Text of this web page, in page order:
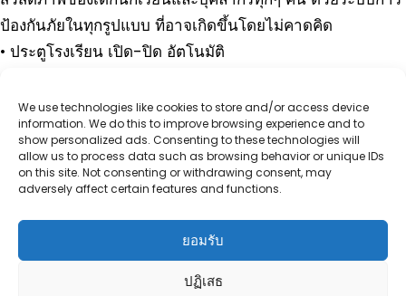
We use technologies like cookies to store and/or access device
information. We do this to improve browsing experience and to
show personalized ads. Consenting to these technologies will
allow us to process data such as browsing behavior or unique IDs
on this site. Not consenting or withdrawing consent, may
adversely affect certain features and functions.
ยอมรับ
ปฏิเสธ
ป้องกันภัยในทุกรูปแบบ ที่อาจเกิดขึ้นโดยไม่คาดคิด
• ประตูโรงเรียน เปิด-ปิด อัตโนมัติ
• ระบบสัญญาณเตือนฉุกเฉิน
โรงเรียนสามารถคิด ลพบุรี
“สุขที่ได้เรียนรู้” สู่ “สุขที่ได้ใช้ประสบการณ์”
ติดต่อ